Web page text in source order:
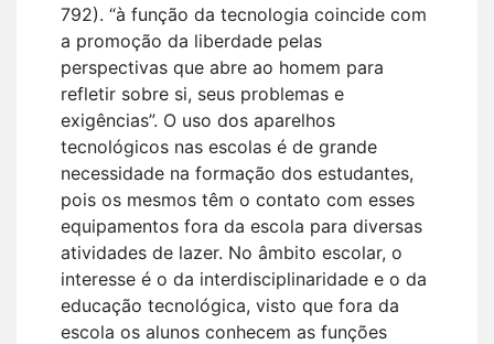
792). “à função da tecnologia coincide com
a promoção da liberdade pelas
perspectivas que abre ao homem para
refletir sobre si, seus problemas e
exigências”. O uso dos aparelhos
tecnológicos nas escolas é de grande
necessidade na formação dos estudantes,
pois os mesmos têm o contato com esses
equipamentos fora da escola para diversas
atividades de lazer. No âmbito escolar, o
interesse é o da interdisciplinaridade e o da
educação tecnológica, visto que fora da
escola os alunos conhecem as funções